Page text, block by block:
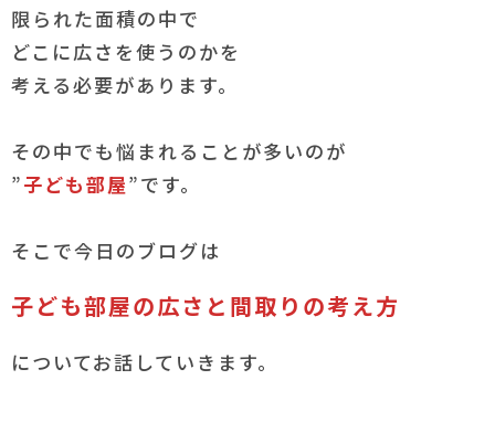
限られた面積の中で
どこに広さを使うのかを
考える必要があります。
その中でも悩まれることが多いのが
”子ども部屋”です。
そこで今日のブログは
子ども部屋の広さと間取りの考え方
についてお話していきます。